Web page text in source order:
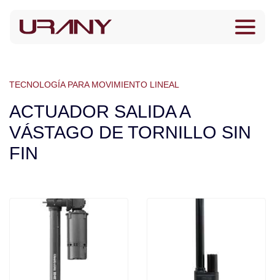
TECNOLOGÍA PARA MOVIMIENTO LINEAL
ACTUADOR SALIDA A
VÁSTAGO DE TORNILLO SIN
FIN